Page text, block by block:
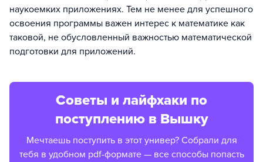
наукоемких приложениях. Тем не менее для успешного
освоения программы важен интерес к математике как
таковой, не обусловленный важностью математической
подготовки для приложений.
Советы и лайфхаки по
поступлению в Вышку
Мечтаешь поступить в этот универ? Собрали для
тебя в удобном pdf-формате — все способы попасть